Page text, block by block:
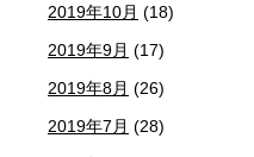
2019年10月 (18)
2019年9月 (17)
2019年8月 (26)
2019年7月 (28)